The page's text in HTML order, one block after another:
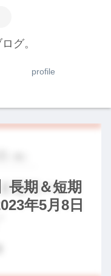
グ。
profile
長期＆短期
年5月8日